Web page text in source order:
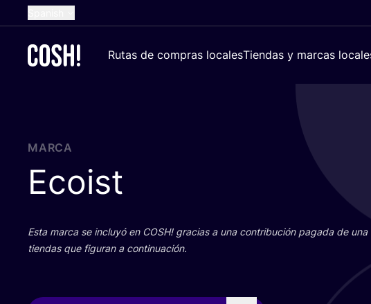
Dutch
Croatian
Rutas de compras localesTiendas y marcas
MARCA
Ecoist
Esta mar­ca se inclu­yó en COSH! gra­cias a una con­tri­bu­ción paga­da de una
tien­das que figu­ran a continuación.